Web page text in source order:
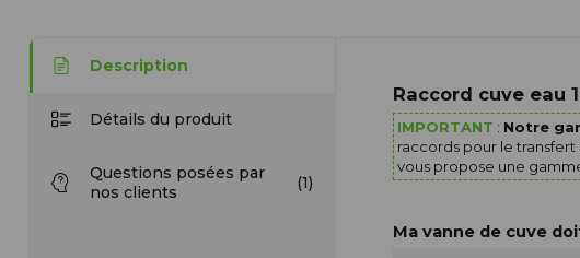
Description
Détails du produit
Questions posées par
nos clients
(1)
Raccord cuve eau
IMPORTANT : Notre
raccords pour le
vous propose une
Ma vanne de cuve